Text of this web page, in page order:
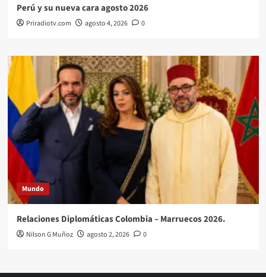
Perú y su nueva cara agosto 2026
Priradiotv.com agosto 4, 2026 0
Mundo
Relaciones Diplomáticas Colombia – Marruecos 2026.
Nilson G Muñoz agosto 2, 2026 0